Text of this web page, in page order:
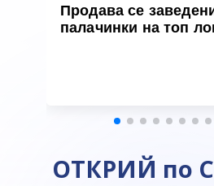
Продава се
палачинки на топ
ОТКРИЙ по